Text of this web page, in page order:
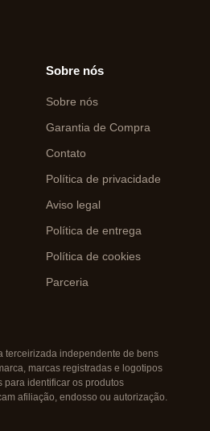
Sobre nós
Sobre nós
Garantia de Compra
Contato
Política de privacidade
Aviso legal
Política de entrega
Política de cookies
Parceria
terceirizada independente de bens
marcas registradas e logotipos
para identificar os produtos
afiliação, endosso ou autorização.